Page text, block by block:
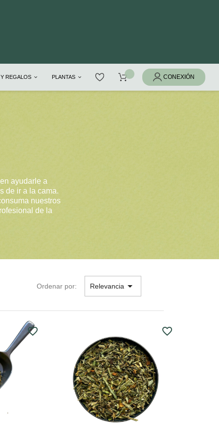
REGALOS PLANTAS
ayudarle a
de ir a la cama.
nuestros
de la
Ordenar por: Relevancia
favorite_border favorite_border